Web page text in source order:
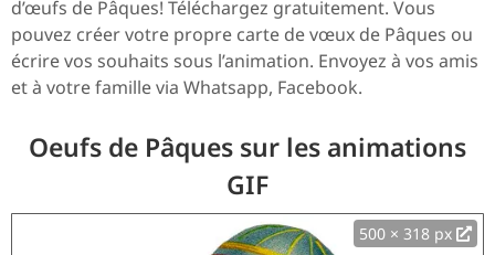
d’œufs de Pâques! Téléchargez gratuitement. Vous
pouvez créer votre propre carte de vœux de Pâques ou
écrire vos souhaits sous l’animation. Envoyez à vos amis
et à votre famille via Whatsapp, Facebook.
Oeufs de Pâques sur les animations
GIF
500 × 318 px